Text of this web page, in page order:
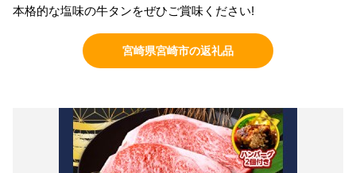
本格的な塩味の牛タンをぜひご賞味ください!
宮崎県宮崎市の返礼品